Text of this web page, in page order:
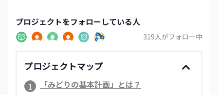
プロジェクトをフォローしている人
319人がフォロー中
プロジェクトマップ
1
「みどりの基本計画」とは？